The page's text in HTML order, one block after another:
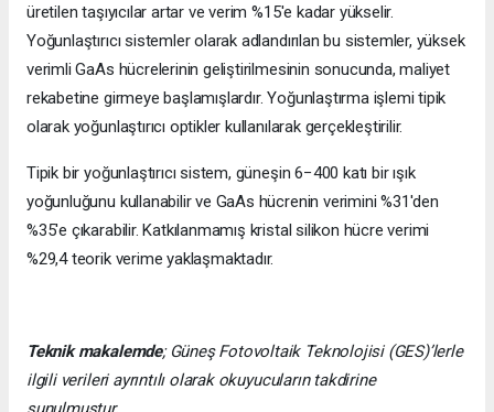
üretilen taşıyıcılar artar ve verim %15'e kadar yükselir.
Yoğunlaştırıcı sistemler olarak adlandırılan bu sistemler, yüksek
verimli GaAs hücrelerinin geliştirilmesinin sonucunda, maliyet
rekabetine girmeye başlamışlardır. Yoğunlaştırma işlemi tipik
olarak yoğunlaştırıcı optikler kullanılarak gerçekleştirilir.
Tipik bir yoğunlaştırıcı sistem, güneşin 6−400 katı bir ışık
yoğunluğunu kullanabilir ve GaAs hücrenin verimini %31'den
%35'e çıkarabilir. Katkılanmamış kristal silikon hücre verimi
%29,4 teorik verime yaklaşmaktadır.
Teknik makalemde; Güneş Fotovoltaik Teknolojisi (GES)’lerle
ilgili verileri ayrıntılı olarak okuyucuların takdirine